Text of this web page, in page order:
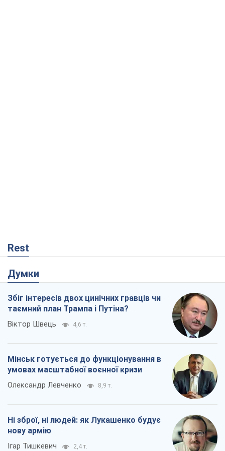
Rest
Думки
Збіг інтересів двох цинічних гравців чи
таємний план Трампа і Путіна?
Віктор Швець 4,6 т.
Мінськ готується до функціонування в
умовах масштабної воєнної кризи
Олександр Левченко 8,9 т.
Ні зброї, ні людей: як Лукашенко будує
нову армію
Ігар Тишкевич 2,4 т.